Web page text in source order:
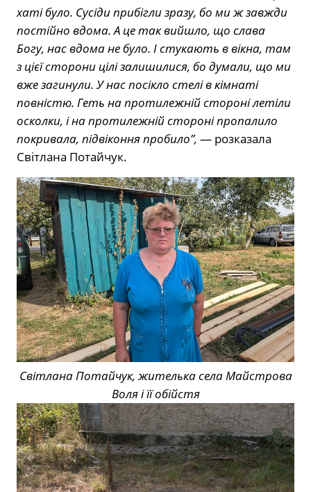
хаті було. Сусіди прибігли зразу, бо ми ж завжди
постійно вдома. А це так вийшло, що слава
Богу, нас вдома не було. І стукають в вікна, там
з цієї сторони цілі залишилися, бо думали, що ми
вже загинули. У нас посікло стелі в кімнаті
повністю. Геть на протилежній стороні летіли
осколки, і на протилежній стороні пропалило
покривала, підвіконня пробило”, — розказала
Світлана Потайчук.
Світлана Потайчук, жителька села Майстрова
Воля і її обійстя